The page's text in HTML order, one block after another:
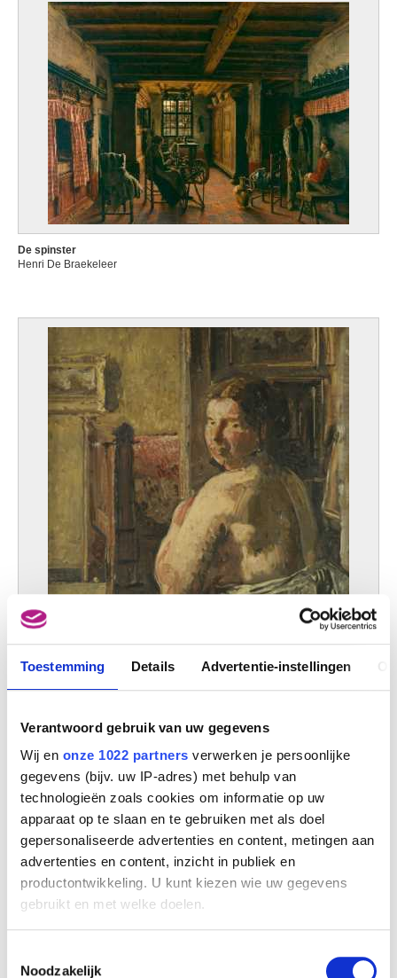
Toestemming Details Advertentie-instellingen
Verantwoord gebruik van uw gegevens
Wij en onze 1022 partners verwerken je persoonlijke
gegevens (bijv. uw IP-adres) met behulp van
technologieën zoals cookies om informatie op uw
apparaat op te slaan en te gebruiken met als doel
gepersonaliseerde advertenties en content, metingen aan
advertenties en content, inzicht in publiek en
productontwikkeling. U kunt kiezen wie uw gegevens
gebruikt en met welke doelen.
Informatie verzamelen over uw geografische
Noodzakelijk
De spinster
Henri De Braekeleer
De volksvrouw
Henri De Braekeleer